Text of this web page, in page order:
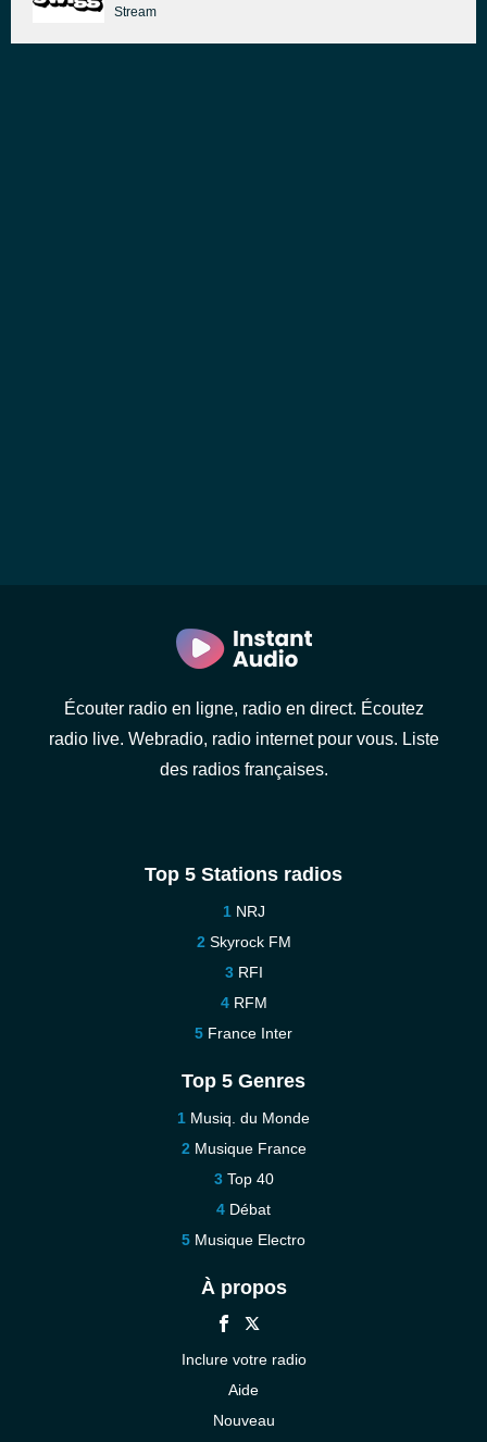
Stream
Écouter radio en ligne, radio en direct. Écoutez
radio live. Webradio, radio internet pour vous. Liste
des radios françaises.
Top 5 Stations radios
NRJ
Skyrock FM
RFI
RFM
France Inter
Top 5 Genres
Musiq. du Monde
Musique France
Top 40
Débat
Musique Electro
À propos
Inclure votre radio
Aide
Nouveau